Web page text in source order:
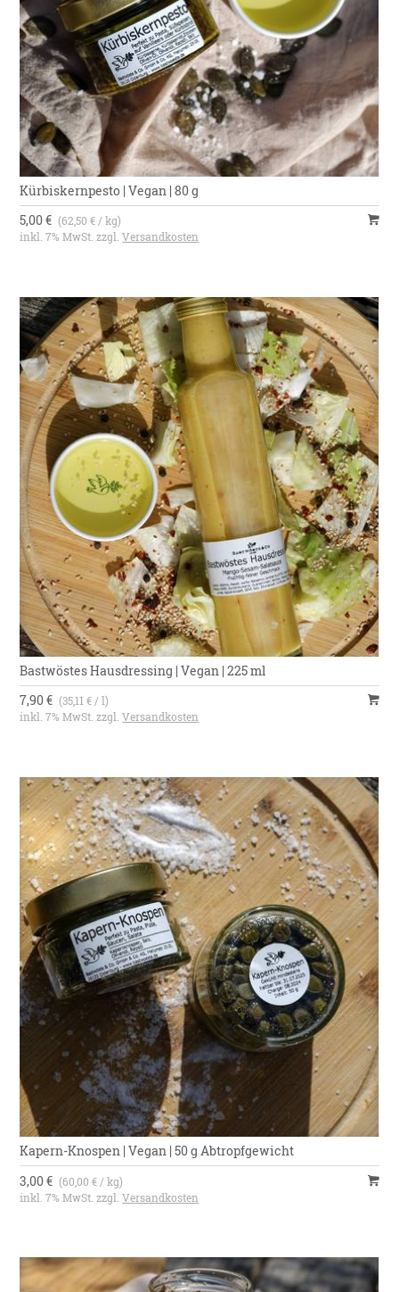
Kürbiskernpesto | Vegan | 80 g
5,00 € (62,50 € / kg)
inkl. 7% MwSt. zzgl.Versandkosten
Bastwöstes Hausdressing | Vegan | 225 ml
7,90 € (35,11 € / l)
inkl. 7% MwSt. zzgl.Versandkosten
Kapern-Knospen | Vegan | 50 g Abtropfgewicht
3,00 € (60,00 € / kg)
inkl. 7% MwSt. zzgl.Versandkosten